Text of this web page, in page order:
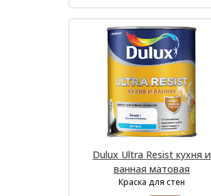
Dulux Ultra Resist кухня и
ванная матовая
Краска для стен